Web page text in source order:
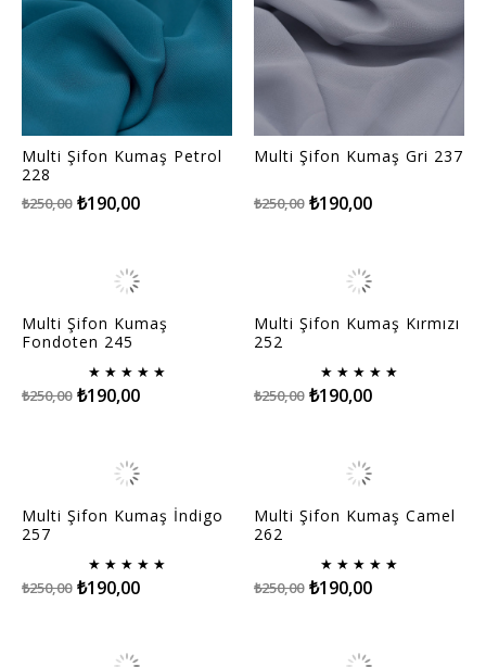
Multi Şifon Kumaş Petrol
228
₺190,00
₺250,00
Multi Şifon Kumaş Gri 237
₺190,00
₺250,00
Multi Şifon Kumaş
Fondoten 245
★ ★ ★ ★ ★
₺190,00
₺250,00
Multi Şifon Kumaş Kırmızı
252
★ ★ ★ ★ ★
₺190,00
₺250,00
Multi Şifon Kumaş İndigo
257
★ ★ ★ ★ ★
₺190,00
₺250,00
Multi Şifon Kumaş Camel
262
★ ★ ★ ★ ★
₺190,00
₺250,00